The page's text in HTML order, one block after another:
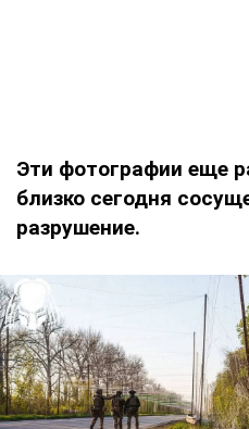
Эти фотографии еще
близко сегодня
разрушение.